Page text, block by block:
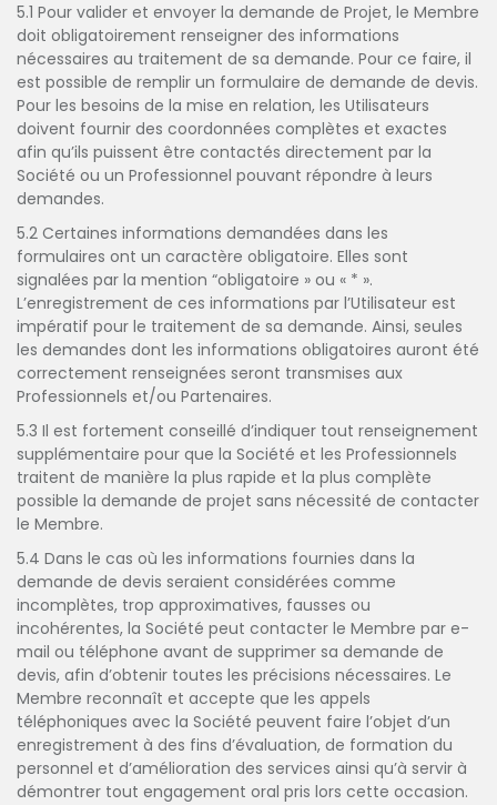
5.1 Pour valider et envoyer la demande de Projet, le Membre
doit obligatoirement renseigner des informations
nécessaires au traitement de sa demande. Pour ce faire, il
est possible de remplir un formulaire de demande de devis.
Pour les besoins de la mise en relation, les Utilisateurs
doivent fournir des coordonnées complètes et exactes
afin qu’ils puissent être contactés directement par la
Société ou un Professionnel pouvant répondre à leurs
demandes.
5.2 Certaines informations demandées dans les
formulaires ont un caractère obligatoire. Elles sont
signalées par la mention “obligatoire » ou « * ».
L’enregistrement de ces informations par l’Utilisateur est
impératif pour le traitement de sa demande. Ainsi, seules
les demandes dont les informations obligatoires auront été
correctement renseignées seront transmises aux
Professionnels et/ou Partenaires.
5.3 Il est fortement conseillé d’indiquer tout renseignement
supplémentaire pour que la Société et les Professionnels
traitent de manière la plus rapide et la plus complète
possible la demande de projet sans nécessité de contacter
le Membre.
5.4 Dans le cas où les informations fournies dans la
demande de devis seraient considérées comme
incomplètes, trop approximatives, fausses ou
incohérentes, la Société peut contacter le Membre par e-
mail ou téléphone avant de supprimer sa demande de
devis, afin d’obtenir toutes les précisions nécessaires. Le
Membre reconnaît et accepte que les appels
téléphoniques avec la Société peuvent faire l’objet d’un
enregistrement à des fins d’évaluation, de formation du
personnel et d’amélioration des services ainsi qu’à servir à
démontrer tout engagement oral pris lors cette occasion.